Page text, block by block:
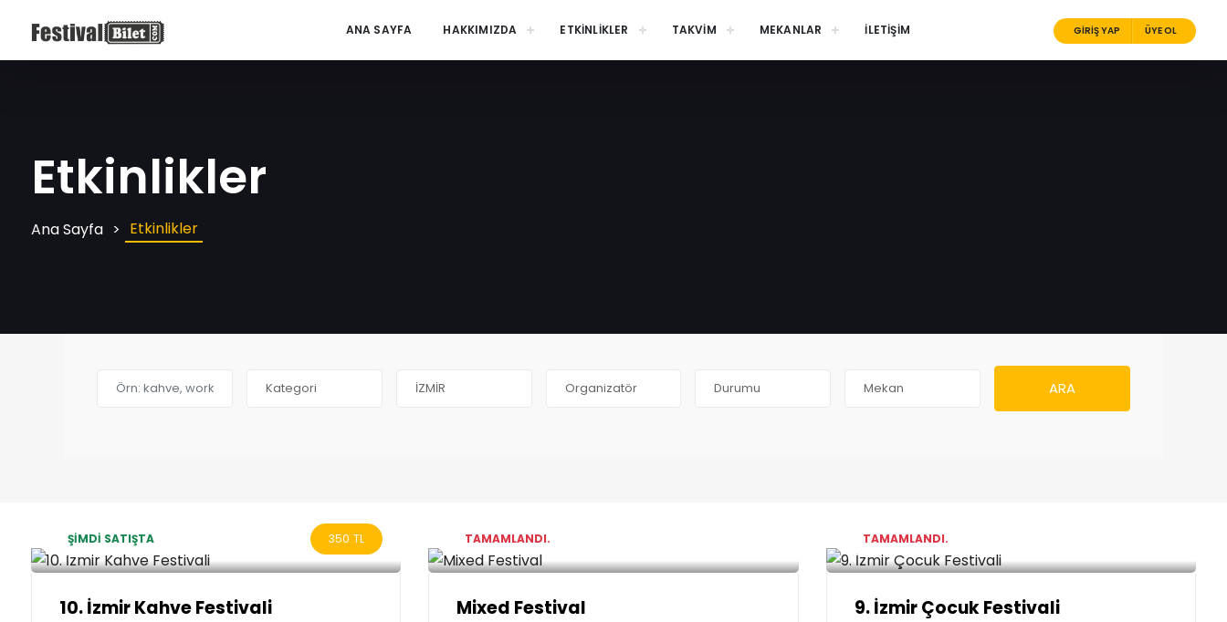
GİRİŞ YAP ÜYE OL
ANA SAYFA HAKKIMIZDA ETKİNLİKLER TAKVİM MEKANLAR İLETİŞİM
Etkinlikler
Ana Sayfa Etkinlikler
ARA
ŞİMDİ SATIŞTA 350 TL
10. İzmir Kahve Festivali
TAMAMLANDI.
Mixed Festival
TAMAMLANDI.
9. İzmir Çocuk Festivali